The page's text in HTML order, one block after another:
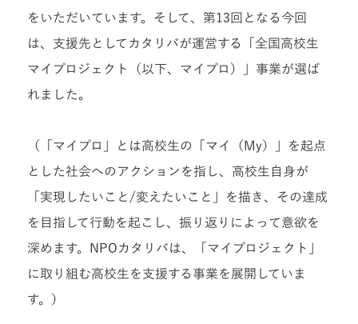
をいただいています。そして、第13回となる今回
は、支援先としてカタリバが運営する「全国高校生
マイプロジェクト（以下、マイプロ）」事業が選ば
れました。
（「マイプロ」とは高校生の「マイ（My）」を起点
とした社会へのアクションを指し、高校生自身が
「実現したいこと/変えたいこと」を描き、その達成
を目指して行動を起こし、振り返りによって意欲を
深めます。NPOカタリバは、「マイプロジェクト」
に取り組む高校生を支援する事業を展開していま
す。）